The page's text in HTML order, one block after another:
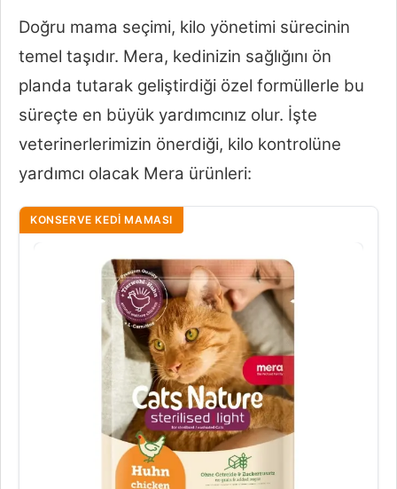
Doğru mama seçimi, kilo yönetimi sürecinin
temel taşıdır. Mera, kedinizin sağlığını ön
planda tutarak geliştirdiği özel formüllerle bu
süreçte en büyük yardımcınız olur. İşte
veterinerlerimizin önerdiği, kilo kontrolüne
yardımcı olacak Mera ürünleri:
KONSERVE KEDI MAMASI